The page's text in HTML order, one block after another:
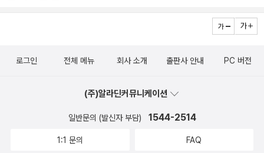
낳아서 데려와도 잘 키워줄 거야. ㅋㅋㅋ''정말?''그럼. 나보다 더 애를
줄 거야.' 우리는 딸아이가 데려온 토끼가 마치 손주라도 되는 양 낄낄
층 아이가 키우던 토끼가 탈출해서 우리집에 들어왔을 때마치 업둥이
각났다.우리 막내는 토끼를 어떻게 돌봐야 되는지 인터넷 검색을 하
면서 공을 들였는데...새로운 토끼의 출현으로 추억 속의 토끼를 불러
리즈의 주인공으로 하여 새로운 그림책을 만드는 작가도 있다,너무나
겁 많고 마음 약한 늑대 룰루와 야무지고 용감
한 토끼 톰의 멋진 우정.아래 리스트에 있는 [도둑 맞은 토끼] 책이나,
메이 이야기] 시리즈랑 같이 읽어도 좋을 것 같다.서로 다르지만 우정
[룰루와 톰] 책과 같이 읽으라고 권하고 싶어요.엄마 여우가 아기 여
우를 위해 아기 토끼를 산 채 잡아옵니다. 아기 여우가 크면 직접 토끼
는 모험'은 흑백으로 그려져 있음에도 역동적이고, 고즈넉한 달밤 분
들>은 실제로 앤디 워홀의 조카가 그린 앤디 워홀과 고양이 이야기이
책이다. 사람들이 돌아간 빈 미술관에서 벌어지는 개판(?) 막스 뒤코
스의 <잃어버린 천사를 찾아서>와 <비밀의 방 볼뤼빌리스>는 미술
다.나무 그림책이미지 크기가 참 제각각인데 ^^a <나무는 좋다>는
로그인 전체 메뉴 회사 소개 출판사 안내 PC 버전
(주)알라딘커뮤니케이션
일반문의 (발신자 부담) 1544-2514
1:1 문의 FAQ